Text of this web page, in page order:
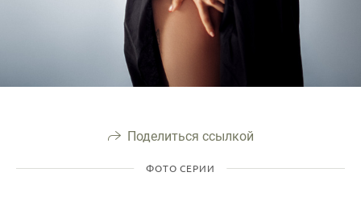
Поделиться ссылкой
ФОТО СЕРИИ